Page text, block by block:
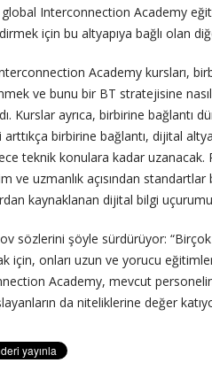
global Interconnection Academy
için bu altyapıya bağlı olan
Academy kursları,
ve bunu bir BT stratejisine
Kurslar ayrıca, birbirine bağlantı
arttıkça birbirine bağlantı, dijital
teknik konulara kadar
ve uzmanlık açısından
kaynaklanan dijital bilgi
sözlerini şöyle sürdürüyor:
için, onları uzun ve yorucu
Academy, mevcut
da niteliklerine değer